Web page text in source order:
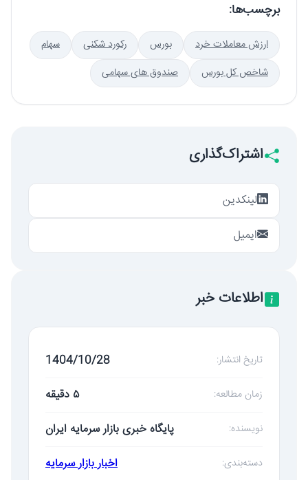
برچسب‌ها:
ارزش معاملات خرد بورس رکورد شکنی
سهام
شاخص کل بورس
صندوق های سهامی
اشتراک‌گذاری
لینکدین
ایمیل
اطلاعات خبر
تاریخ انتشار: 1404/10/28
زمان مطالعه: ۵ دقیقه
نویسنده: پایگاه خبری بازار سرمایه ایران
دسته‌بندی: اخبار بازار سرمایه